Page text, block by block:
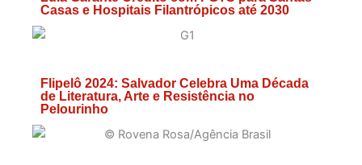
Casas e Hospitais Filantrópicos até 2030
Flipelô 2024: Salvador Celebra Uma Década
de Literatura, Arte e Resistência no
Pelourinho